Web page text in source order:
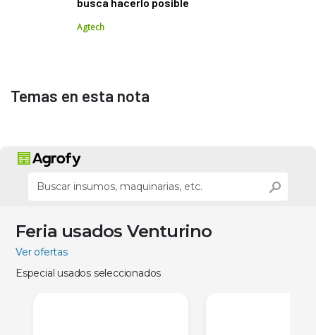
Agtech
Temas en esta nota
Feria usados Venturino
Ver ofertas
Especial usados seleccionados